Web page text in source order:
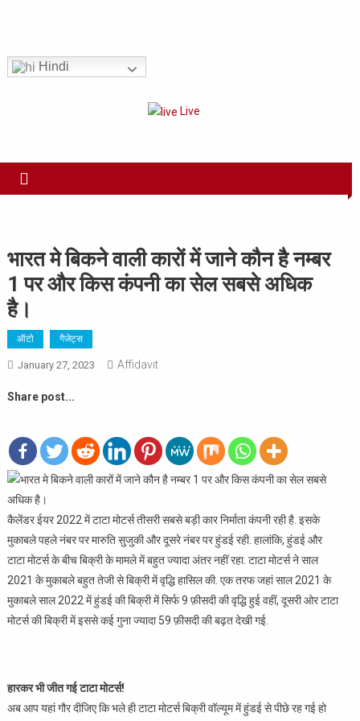
Hindi
Live
भारत मे बिकने वाली कारों में जाने कौन है नम्बर
1 पर और किस कंपनी का सेल सबसे अधिक
है।
ऑटो गैजेट्स
January 27, 2023 Affidavit
Share post...
कैलेंडर ईयर 2022 में टाटा मोटर्स तीसरी सबसे बड़ी कार निर्माता कंपनी रही है. इसके
मुकाबले पहले नंबर पर मारुति सुजुकी और दूसरे नंबर पर हुंडई रही. हालांकि, हुंडई और
टाटा मोटर्स के बीच बिक्री के मामले में बहुत ज्यादा अंतर नहीं रहा. टाटा मोटर्स ने साल
2021 के मुकाबले बहुत तेजी से बिक्री में वृद्धि हासिल की. एक तरफ जहां साल 2021 के
मुकाबले साल 2022 में हुंडई की बिक्री में सिर्फ 9 फ़ीसदी की वृद्धि हुई वहीं, दूसरी ओर टाटा
मोटर्स की बिक्री में इससे कई गुना ज्यादा 59 फ़ीसदी की बढ़त देखी गई.
हारकर भी जीत गई टाटा मोटर्स!
अब आप यहां गौर दीजिए कि भले ही टाटा मोटर्स बिक्री वॉल्यूम में हुंडई से पीछे रह गई हो